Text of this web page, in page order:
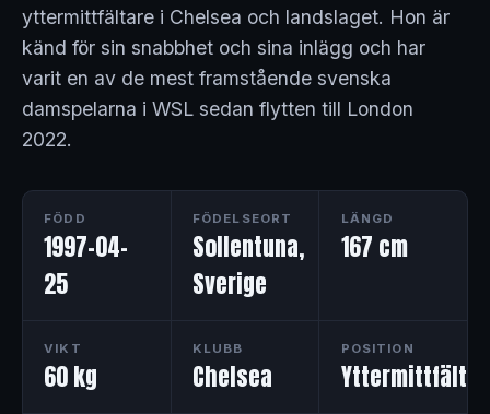
yttermittfältare i Chelsea och landslaget. Hon är
känd för sin snabbhet och sina inlägg och har
varit en av de mest framstående svenska
damspelarna i WSL sedan flytten till London
2022.
FÖDD
1997-04-
25
FÖDELSEORT
Sollentuna,
Sverige
LÄNGD
167 cm
VIKT
60 kg
KLUBB
Chelsea
POSITION